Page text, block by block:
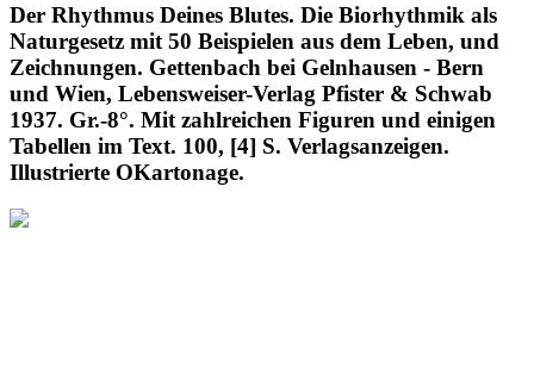
Der Rhythmus Deines Blutes. Die Biorhythmik als
Naturgesetz mit 50 Beispielen aus dem Leben, und
Zeichnungen. Gettenbach bei Gelnhausen - Bern
und Wien, Lebensweiser-Verlag Pfister & Schwab
1937. Gr.-8°. Mit zahlreichen Figuren und einigen
Tabellen im Text. 100, [4] S. Verlagsanzeigen.
Illustrierte OKartonage.